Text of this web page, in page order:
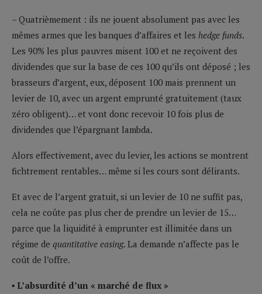
– Quatrièmement : ils ne jouent absolument pas avec les
mêmes armes que les banques d’affaires et les hedge funds.
Les 90% les plus pauvres misent 100 et ne reçoivent des
dividendes que sur la base de ces 100 qu’ils ont déposé ; les
brasseurs d’argent, eux, déposent 100 mais prennent un
levier de 10, avec un argent emprunté gratuitement (taux
zéro obligent)… et vont donc recevoir 10 fois plus de
dividendes que l’épargnant lambda.
Alors effectivement, avec du levier, les actions se montrent
fichtrement rentables… même si les cours sont délirants.
Et avec de l’argent gratuit, si un levier de 10 ne suffit pas,
cela ne coûte pas plus cher de prendre un levier de 15…
parce que la liquidité à emprunter est illimitée dans un
régime de quantitative easing. La demande n’affecte pas le
coût de l’offre.
▪ L’absurdité d’un « marché de flux »